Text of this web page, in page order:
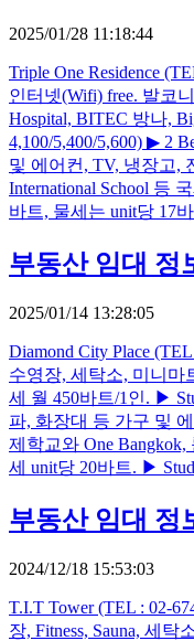
2025/01/28 11:18:44
Triple One Residence
인터넷(Wifi) free. 발코
Hospital, BITEC 방나,
4,100/5,400/5,600) ▶ 2
및 에어컨, TV, 냉장고,
International School 등
바트, 물세는 unit당 17
부동산 임대 정
2025/01/14 13:28:05
Diamond City Place
수영장, 세탁소, 미니마
세 월 450바트/1인. ▶
파, 화장대 등 가구 및
제학교와 One Bangkok,
세 unit당 20바트. ▶
부동산 임대 정
2024/12/18 15:53:03
T.I.T Tower (TEL : 02-
장, Fitness, Sauna, 세탁